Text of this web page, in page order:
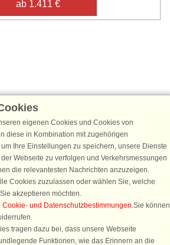
ab 1.411 €
Ferienhaus-Fans an
von 25 € für Ihren nächsten
Sie sich einfach für den DanCenter Newsletter
exklusive Angebote, Gewinnspiele und
abonnieren
eigenen Cookies und Cookies von
diese in Kombination mit zugehörigen
Ihre Einstellungen zu speichern, unsere Dienste
Webseite zu verfolgen und Verkehrsmessungen
die relevantesten Nachrichten anzuzeigen.
Cookies zuzulassen oder wählen Sie, welche
akzeptieren möchten.
und Datenschutzbestimmungen.Sie können
tragen dazu bei, dass unsere Webseite
Funktionen, wie das Erinnern an die